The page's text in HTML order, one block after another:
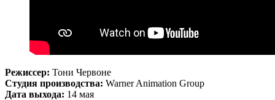
Режиссер: Тони Червоне
Студия производства: Warner Animation Group
Дата выхода: 14 мая